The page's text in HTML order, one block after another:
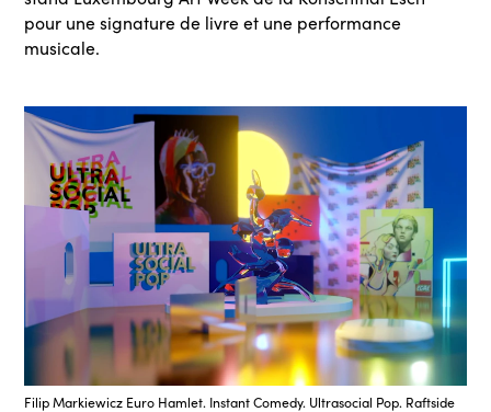
pour une signature de livre et une performance
musicale.
Filip Markiewicz Euro Hamlet. Instant Comedy. Ultrasocial Pop. Raftside